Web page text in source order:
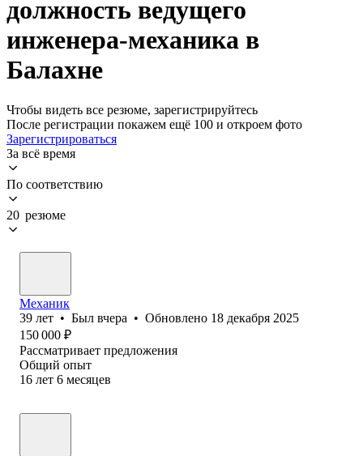
должность ведущего
инженера-механика в
Балахне
Чтобы видеть все резюме, зарегистрируйтесь
После регистрации покажем ещё 100 и откроем фото
Зарегистрироваться
За всё время
По соответствию
20 резюме
Механик
39 лет • Был вчера • Обновлено 18 декабря 2025
150 000 ₽
Рассматривает предложения
Общий опыт
16 лет 6 месяцев